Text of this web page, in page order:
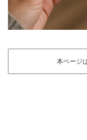
本ページ